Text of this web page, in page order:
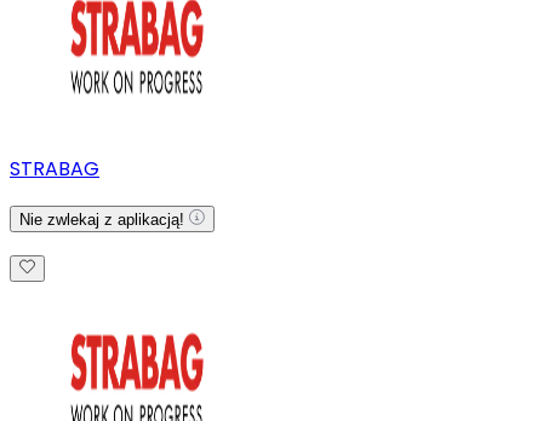
STRABAG
Nie zwlekaj z aplikacją!